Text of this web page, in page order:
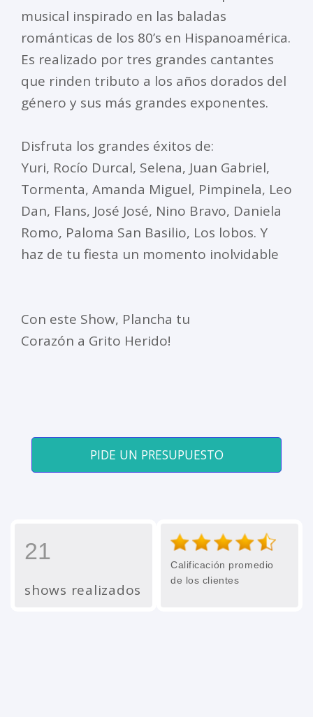
musical inspirado en las baladas
románticas de los 80’s en Hispanoamérica.
Es realizado por tres grandes cantantes
que rinden tributo a los años dorados del
género y sus más grandes exponentes.
Disfruta los grandes éxitos de:
Yuri, Rocío Durcal, Selena, Juan Gabriel,
Tormenta, Amanda Miguel, Pimpinela, Leo
Dan, Flans, José José, Nino Bravo, Daniela
Romo, Paloma San Basilio, Los lobos. Y
haz de tu fiesta un momento inolvidable
Con este Show, Plancha tu
Corazón a Grito Herido!
PIDE UN PRESUPUESTO
21
shows realizados
Calificación promedio
de los clientes